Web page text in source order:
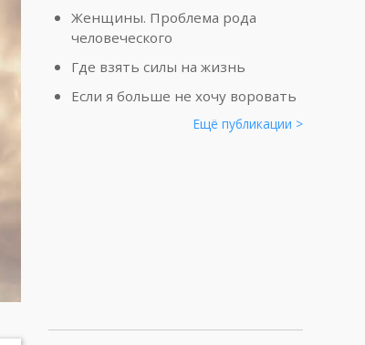
Женщины. Проблема рода
человеческого
Где взять силы на жизнь
Если я больше не хочу воровать
Ещё публикации >